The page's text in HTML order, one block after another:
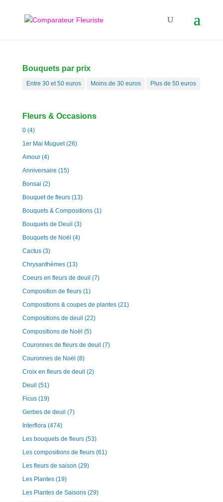
Bouquets par prix
Entre 30 et 50 euros Moins de 30 euros Plus de 50 euros
Fleurs & Occasions
0 (4)
1er Mai Muguet (26)
Amour (4)
Anniversaire (15)
Bonsai (2)
Bouquet de fleurs (13)
Bouquets & Compositions (1)
Bouquets de Deuil (3)
Bouquets de Noël (4)
Cactus (3)
Chrysanthèmes (13)
Coeurs en fleurs de deuil (7)
Composition de fleurs (1)
Compositions & coupes de plantes (21)
Compositions de deuil (22)
Compositions de Noël (5)
Couronnes de fleurs de deuil (7)
Couronnes de Noël (8)
Croix en fleurs de deuil (2)
Deuil (51)
Ficus (19)
Gerbes de deuil (7)
Interflora (474)
Les bouquets de fleurs (53)
Les compositions de fleurs (61)
Les fleurs de saison (29)
Les Plantes (19)
Les Plantes de Saisons (29)